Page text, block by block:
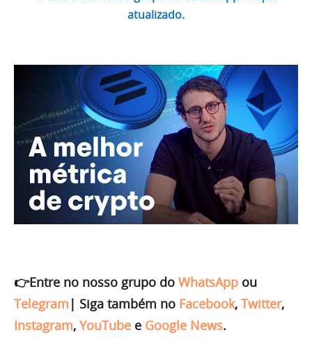
atualizado.
👉Entre no nosso grupo do WhatsApp ou
Telegram | Siga também no Facebook, Twitter,
Instagram, YouTube e Google News.